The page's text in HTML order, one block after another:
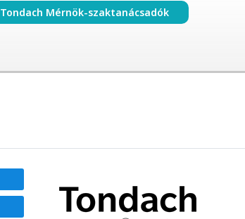
Tondach Mérnök-szaktanácsadók